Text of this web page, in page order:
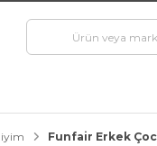
Funfair Erkek